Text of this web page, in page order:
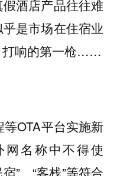
酒店产品往往难
是市场在住宿业
打响的第一枪……
等OTA平台实施新
名称中不得使
”、“客栈”等符合